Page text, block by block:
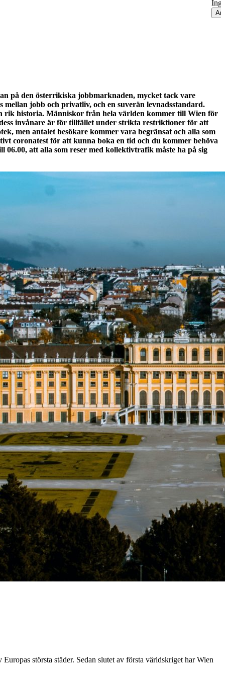
på den österrikiska jobbmarknaden, mycket tack vare
jobb och privatliv, och en suverän levnadsstandard.
rik historia. Människor från hela världen kommer till Wien för
invånare är för tillfället under strikta restriktioner för att
men antalet besökare kommer vara begränsat och alla som
coronatest för att kunna boka en tid och du kommer behöva
att alla som reser med kollektivtrafik måste ha på sig
största städer. Sedan slutet av första världskriget har Wien